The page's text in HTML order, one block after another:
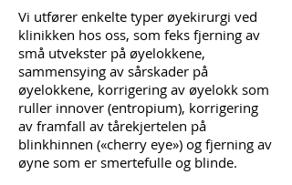
Vi utfører enkelte typer øyekirurgi ved
klinikken hos oss, som feks fjerning av
små utvekster på øyelokkene,
sammensying av sårskader på
øyelokkene, korrigering av øyelokk som
ruller innover (entropium), korrigering
av framfall av tårekjertelen på
blinkhinnen («cherry eye») og fjerning av
øyne som er smertefulle og blinde.